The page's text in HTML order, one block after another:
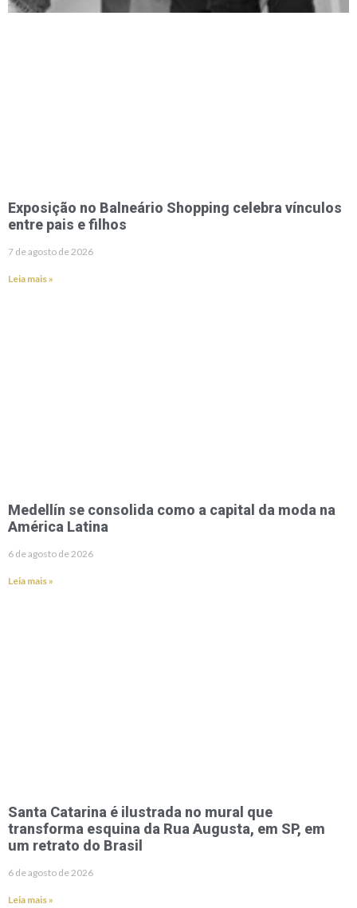
Exposição no Balneário Shopping celebra vínculos
entre pais e filhos
7 de agosto de 2026
Leia mais »
Medellín se consolida como a capital da moda na
América Latina
6 de agosto de 2026
Leia mais »
Santa Catarina é ilustrada no mural que
transforma esquina da Rua Augusta, em SP, em
um retrato do Brasil
6 de agosto de 2026
Leia mais »